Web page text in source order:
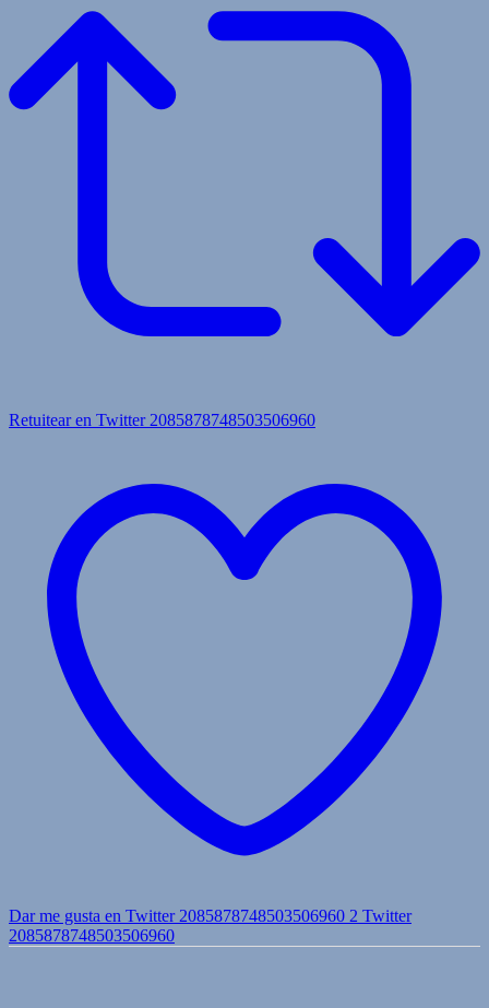
Retuitear en Twitter 2085878748503506960
Dar me gusta en Twitter 2085878748503506960 2 Twitter
2085878748503506960